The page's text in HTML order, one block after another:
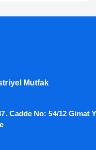
Mutfak
Cadde No: 54/12 Gimat